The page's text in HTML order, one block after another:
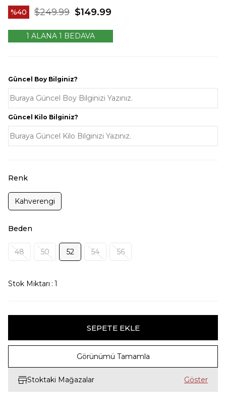
40 $249.99 $149.99
1 ALANA 1 BEDAVA
Güncel Boy Bilginiz?
Güncel Kilo Bilginiz?
Renk
Kahverengi
Beden
48 50 52 54 56
Stok Miktarı : 1
Görünümü Tamamla
Stoktaki Mağazalar